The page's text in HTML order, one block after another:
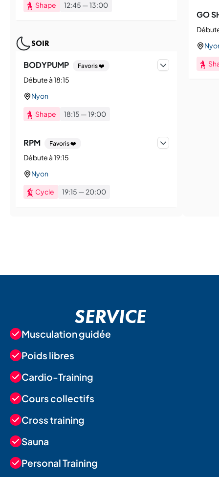
Shape 12:45 —13:00
SOIR
BODYPUMP Favoris ❤️
Débute à 18:15
Nyon
Shape 18:15 —19:00
RPM Favoris ❤️
Débute à 19:15
Nyon
Cycle 19:15 — 20:00
GO
SERVICE
Musculation guidée
Poids libres
Cardio-Training
Cours collectifs
Cross training
Sauna
Personal Training